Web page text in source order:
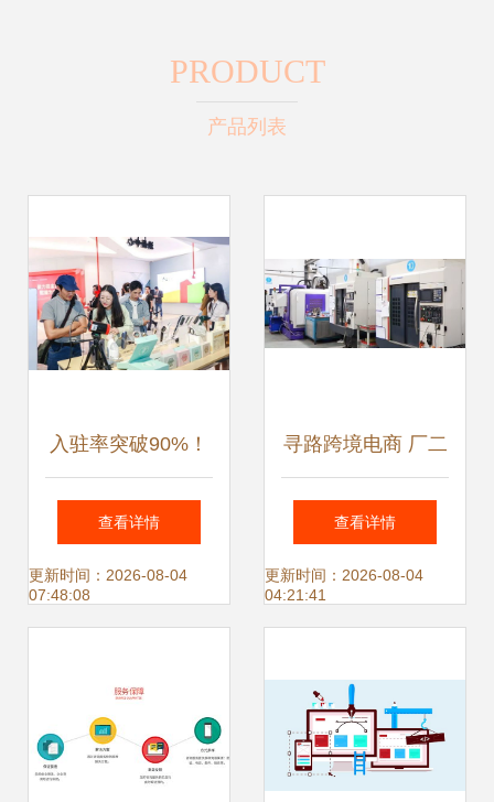
PRODUCT
产品列表
入驻率突破90%！
探访当红电商产业
园开业盛况与运营
查看详情
更新时间：2026-08-04
07:48:08
寻路跨境电商 厂二
代乘顺风出海，网
站策划决胜千里
查看详情
更新时间：2026-08-04
04:21:41